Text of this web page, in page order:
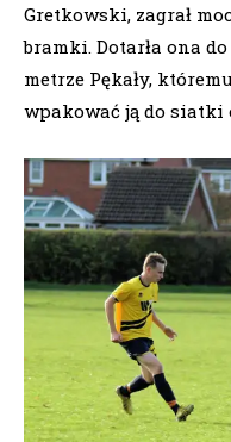
Gretkowski, zagrał
bramki. Dotarła ona
metrze Pękały,
wpakować ją do siatki